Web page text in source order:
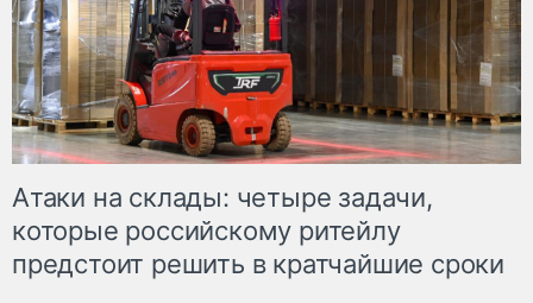
Атаки на склады: четыре задачи,
которые российскому ритейлу
предстоит решить в кратчайшие сроки